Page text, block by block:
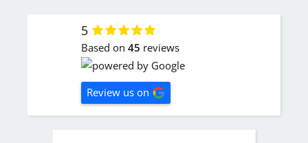
5
Based on 45 reviews
Review us on